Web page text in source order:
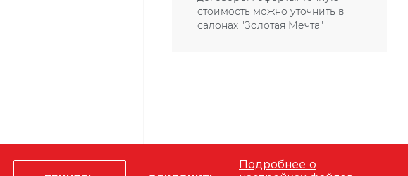
стоимость можно уточнить в
салонах "Золотая Мечта"
Подробнее о